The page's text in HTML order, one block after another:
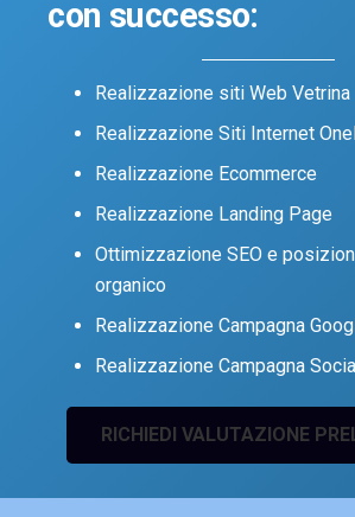
con successo:
Realizzazione siti Web Vetrina
Realizzazione Siti Internet
Realizzazione Ecommerce
Realizzazione Landing Page
Ottimizzazione SEO e
organico
Realizzazione Campagna
Realizzazione Campagna
RICHIEDI VALUTAZIONE